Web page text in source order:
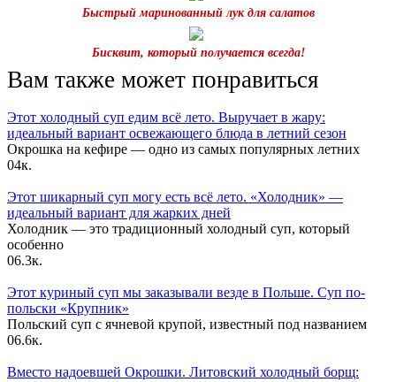
Быстрый маринованный лук для салатов
Бисквит, который получается всегда!
Вам также может понравиться
Этот холодный суп едим всё лето. Выручает в жару:
идеальный вариант освежающего блюда в летний сезон
Окрошка на кефире — одно из самых популярных летних
04к.
Этот шикарный суп могу есть всё лето. «Холодник» —
идеальный вариант для жарких дней
Холодник — это традиционный холодный суп, который
особенно
06.3к.
Этот куриный суп мы заказывали везде в Польше. Суп по-
польски «Крупник»
Польский суп с ячневой крупой, известный под названием
06.6к.
Вместо надоевшей Окрошки. Литовский холодный борщ: